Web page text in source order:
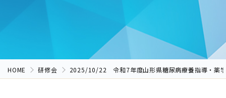
HOME 研修会 2025/10/22 令和7年度山形県糖尿病療養指導・薬